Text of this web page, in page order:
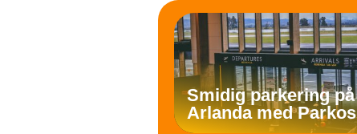
Smidig parkering på
Arlanda med Parkos